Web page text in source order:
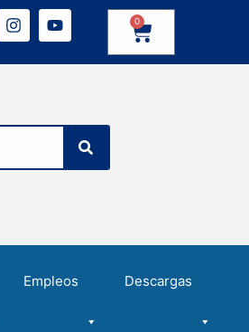
0
Empleos Descargas